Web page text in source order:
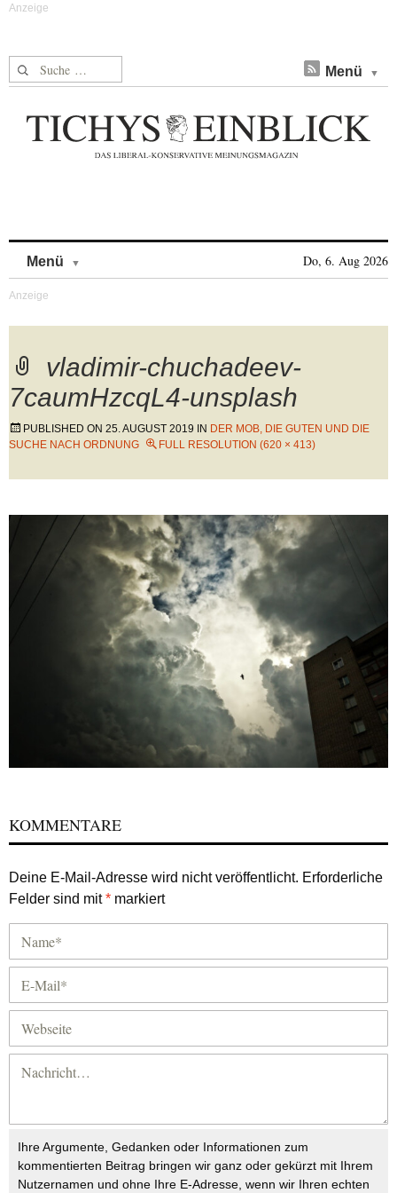
Suche nach: Menü
Menü Do, 6. Aug 2026
vladimir-chuchadeev-
7caumHzcqL4-unsplash
PUBLISHED ON 25. AUGUST 2019 IN DER MOB, DIE GUTEN UND DIE
SUCHE NACH ORDNUNG
FULL RESOLUTION (620 × 413)
KOMMENTARE
Deine E-Mail-Adresse wird nicht veröffentlicht. Erforderliche
Felder sind mit* markiert
Ihre Argumente, Gedanken oder Informationen zum
kommentierten Beitrag bringen wir ganz oder gekürzt mit Ihrem
Nutzernamen und ohne Ihre E-Adresse, wenn wir Ihren echten